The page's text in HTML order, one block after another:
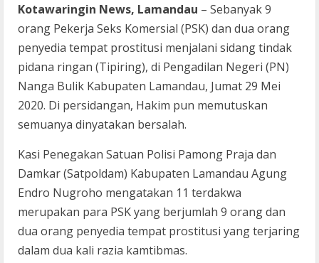
Kotawaringin News, Lamandau – Sebanyak 9
orang Pekerja Seks Komersial (PSK) dan dua orang
penyedia tempat prostitusi menjalani sidang tindak
pidana ringan (Tipiring), di Pengadilan Negeri (PN)
Nanga Bulik Kabupaten Lamandau, Jumat 29 Mei
2020. Di persidangan, Hakim pun memutuskan
semuanya dinyatakan bersalah.
Kasi Penegakan Satuan Polisi Pamong Praja dan
Damkar (Satpoldam) Kabupaten Lamandau Agung
Endro Nugroho mengatakan 11 terdakwa
merupakan para PSK yang berjumlah 9 orang dan
dua orang penyedia tempat prostitusi yang terjaring
dalam dua kali razia kamtibmas.